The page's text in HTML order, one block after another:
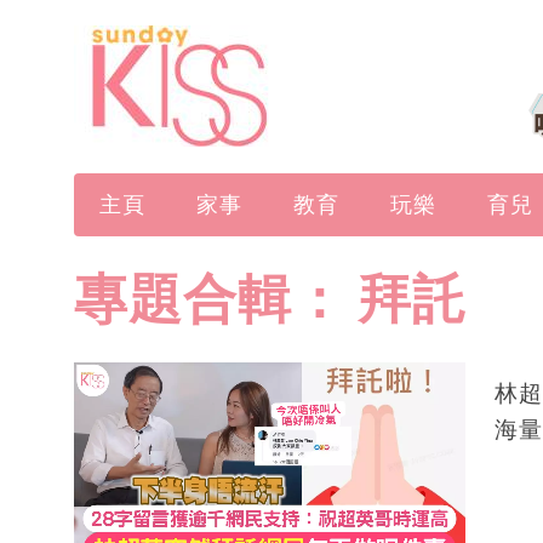
主頁 家事 教育 玩樂 育兒
專題合輯： 拜託
林
海